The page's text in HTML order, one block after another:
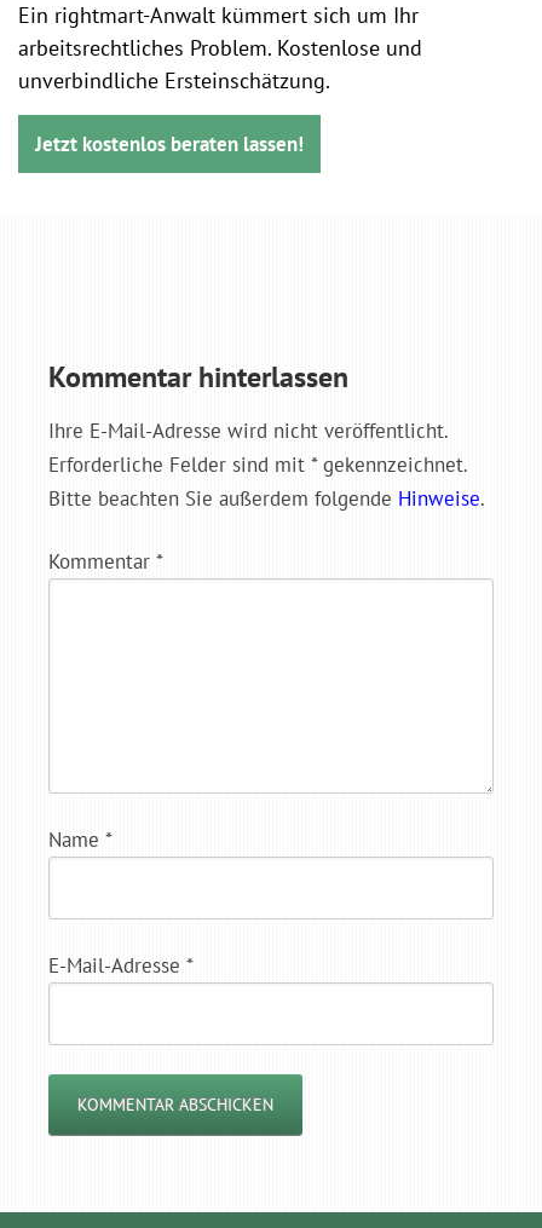
Ein rightmart-Anwalt kümmert sich um Ihr
arbeitsrechtliches Problem. Kostenlose und
unverbindliche Ersteinschätzung.
Jetzt kostenlos beraten lassen!
Kommentar hinterlassen
Ihre E-Mail-Adresse wird nicht veröffentlicht.
Erforderliche Felder sind mit * gekennzeichnet.
Bitte beachten Sie außerdem folgende Hinweise.
Kommentar *
Name *
E-Mail-Adresse *